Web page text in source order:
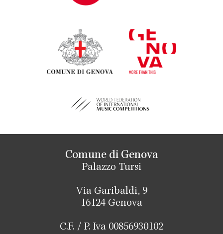
Comune di Genova
Palazzo Tursi
Via Garibaldi, 9
16124 Genova
C.F. / P. Iva 00856930102